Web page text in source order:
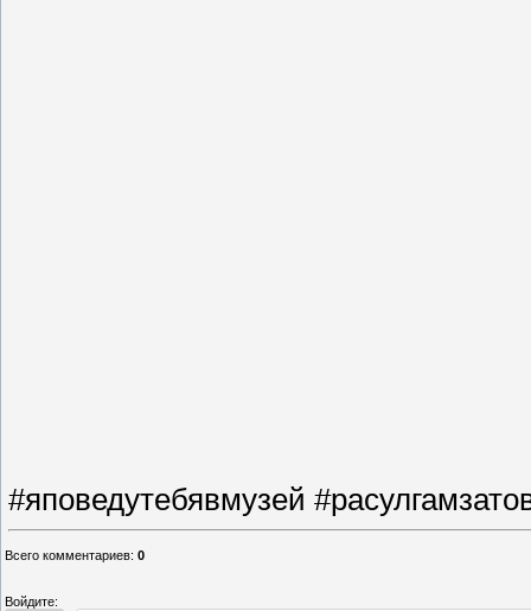
#яповедутебявмузей
Всего комментариев: 0
Войдите: